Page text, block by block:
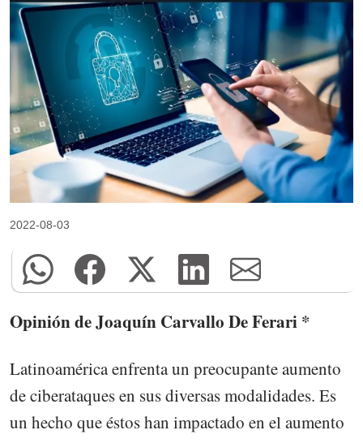
2022-08-03
Opinión de Joaquín Carvallo De Ferari *
Latinoamérica enfrenta un preocupante aumento
de ciberataques en sus diversas modalidades. Es
un hecho que éstos han impactado en el aumento